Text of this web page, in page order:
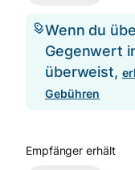
Wenn du
Gegenwert
überweist,
Gebühren
Empfänger erhält